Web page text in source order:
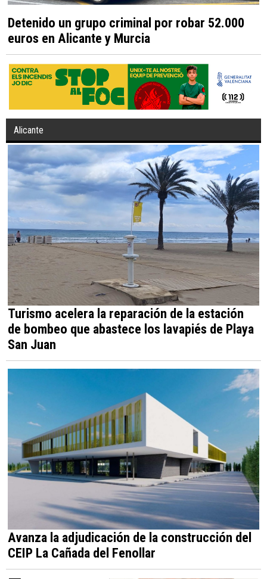
Detenido un grupo criminal por robar 52.000
euros en Alicante y Murcia
Alicante
Turismo acelera la reparación de la estación
de bombeo que abastece los lavapiés de Playa
San Juan
Avanza la adjudicación de la construcción del
CEIP La Cañada del Fenollar